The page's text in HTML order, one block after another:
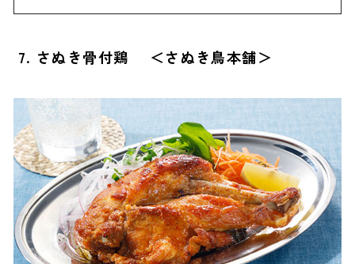
7. さぬき骨付鶏 ＜さぬき鳥本舗＞